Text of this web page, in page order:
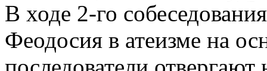
В ходе 2-го
Феодосия в атеизме на